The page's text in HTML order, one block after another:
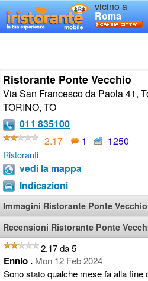
vicino a
Roma
Ristorante Ponte Vecchio
Via San Francesco da Paola 41,
TORINO, TO
011 835100
2.17
1 1250
Ristoranti
vedi la mappa
Indicazioni
Immagini Ristorante Ponte Vecchio
Recensioni Ristorante Ponte
2.17 da 5
Ennio . Mon 12 Feb 2024
Sono stato qualche mese fa alla fine